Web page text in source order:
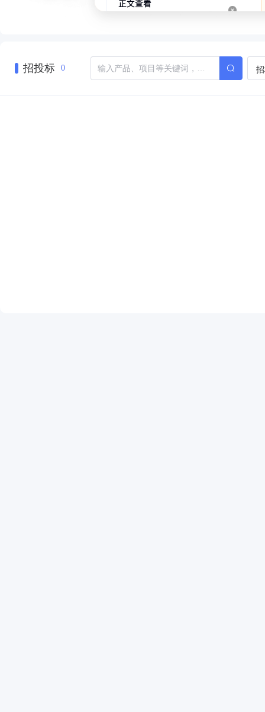
招投标 0